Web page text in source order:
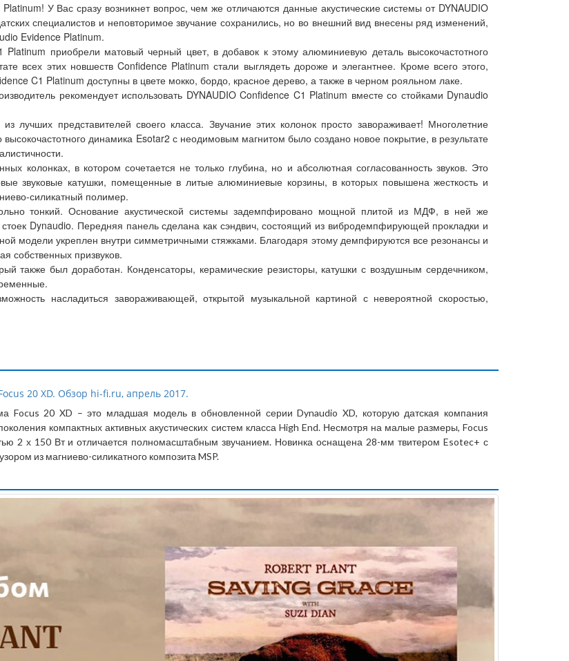
У Вас сразу возникнет вопрос, чем же отличаются данные акустические системы от DYNAUDIO
специалистов и неповторимое звучание сохранились, но во внешний вид внесены ряд изменений,
Evidence Platinum.
приобрели матовый черный цвет, в добавок к этому алюминиевую деталь высокочастотного
всех этих новшеств Confidence Platinum стали выглядеть дороже и элегантнее. Кроме всего этого,
C1 Platinum доступны в цвете мокко, бордо, красное дерево, а также в черном рояльном лаке.
рекомендует использовать DYNAUDIO Confidence C1 Platinum вместе со стойками Dynaudio
представителей своего класса. Звучание этих колонок просто завораживает! Многолетние
динамика Esotar2 с неодимовым магнитом было создано новое покрытие, в результате
колонках, в котором сочетается не только глубина, но и абсолютная согласованность звуков. Это
звуковые катушки, помещенные в литые алюминиевые корзины, в которых повышена жесткость и
силикатный полимер.
тонкий. Основание акустической системы задемпфировано мощной плитой из МДФ, в ней же
Dynaudio. Передняя панель сделана как сэндвич, состоящий из вибродемпфирующей прокладки и
модели укреплен внутри симметричными стяжками. Благодаря этому демпфируются все резонансы и
собственных призвуков.
также был доработан. Конденсаторы, керамические резисторы, катушки с воздушным сердечником,
насладиться завораживающей, открытой музыкальной картиной с невероятной скоростью,
20 XD. Обзор hi-fi.ru, апрель 2017.
Focus 20 XD – это младшая модель в обновленной серии Dynaudio XD, которую датская компания
компактных активных акустических систем класса High End. Несмотря на малые размеры, Focus
2 х 150 Вт и отличается полномасштабным звучанием. Новинка оснащена 28-мм твитером Esotec+ с
из магниево-силикатного композита MSP.